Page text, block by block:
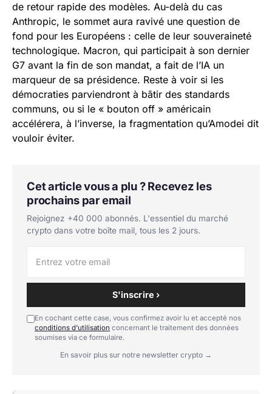
de retour rapide des modèles. Au-delà du cas
Anthropic, le sommet aura ravivé une question de
fond pour les Européens : celle de leur souveraineté
technologique. Macron, qui participait à son dernier
G7 avant la fin de son mandat, a fait de l’IA un
marqueur de sa présidence. Reste à voir si les
démocraties parviendront à bâtir des standards
communs, ou si le « bouton off » américain
accélérera, à l’inverse, la fragmentation qu’Amodei dit
vouloir éviter.
Cet article vous a plu ? Recevez les
prochains par email
Rejoignez +40 000 abonnés. L'essentiel du marché
crypto dans votre boîte mail, tous les 2 jours.
S'inscrire ›
En cochant cette case, vous confirmez avoir lu et accepté nos
conditions d'utilisation concernant le traitement des données
soumises via ce formulaire.
En savoir plus sur notre newsletter crypto →